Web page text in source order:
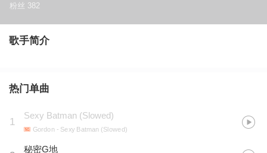
粉丝 382
歌手简介
热门单曲
1
Sexy Batman (Slowed)
Gordon - Sexy Batman (Slowed)
秘密G地